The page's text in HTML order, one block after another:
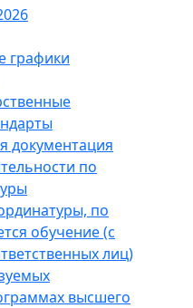
графики
документация
по
по
обучение (с
лиц)
высшего